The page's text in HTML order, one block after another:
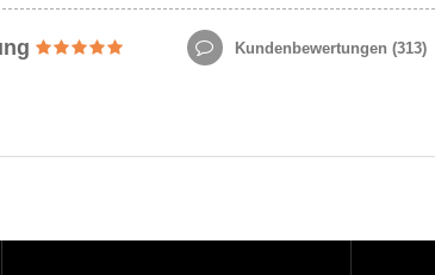
Kundenbewertungen (313)